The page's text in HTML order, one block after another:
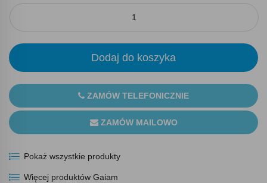
Dodaj do koszyka
ZAMÓW TELEFONICZNIE
ZAMÓW MAILOWO
Pokaż wszystkie produkty
Więcej produktów Gaiam